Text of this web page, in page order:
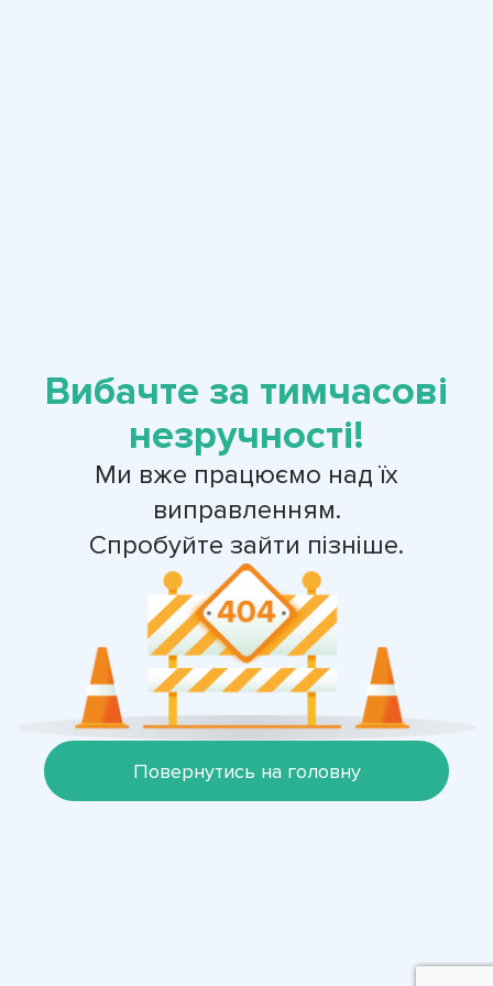
Вибачте за тимчасові
незручності!
Ми вже працюємо над їх
виправленням.
Спробуйте зайти пізніше.
Повернутись на головну